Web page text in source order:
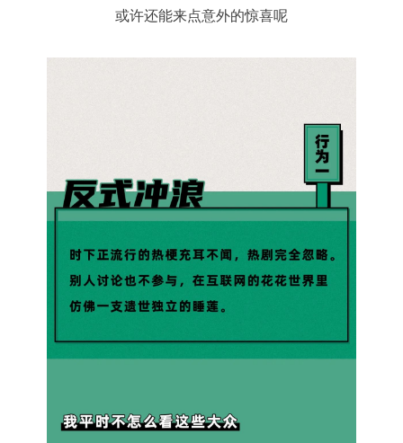
或许还能来点意外的惊喜呢